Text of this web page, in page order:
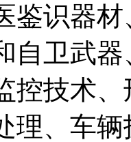
鉴识器
自卫武
控技术
理、车